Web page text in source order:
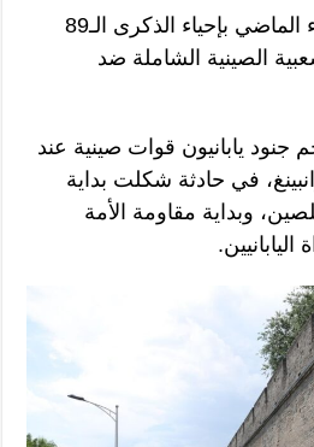
قامت الصين يوم الثلاثاء الماضي بإحياء الذكرى الـ89
الصينية الشاملة ضد
1937، هاجم جنود يابانيون قوات صينية عند
في حادثة شكلت بداية
وبداية مقاومة الأمة